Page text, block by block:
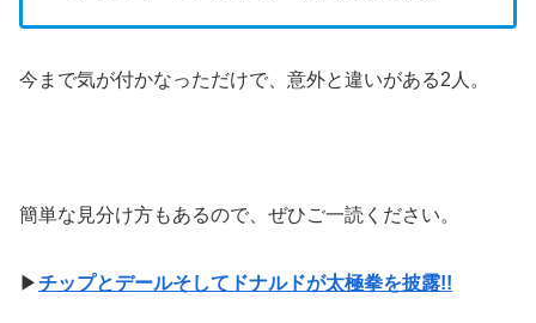
今まで気が付かなっただけで、意外と違いがある2人。
簡単な見分け方もあるので、ぜひご一読ください。
▶チップとデールそしてドナルドが太極拳を披露!!